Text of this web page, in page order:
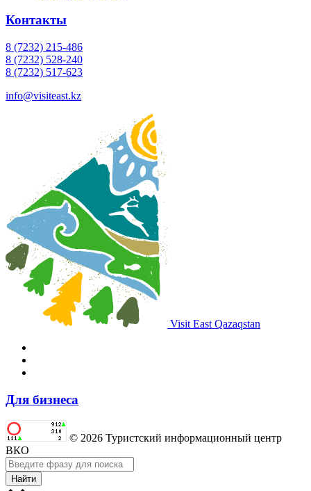
Контакты
8 (7232) 215-486
8 (7232) 528-240
8 (7232) 517-623
info@visiteast.kz
Visit East Qazaqstan
Для бизнеса
© 2026 Туристский информационный центр
ВКО
Найти